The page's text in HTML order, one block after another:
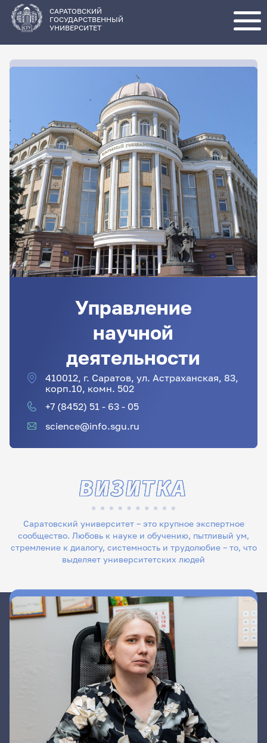
основному
содержанию
САРАТОВСКИЙ
ГОСУДАРСТВЕННЫЙ
УНИВЕРСИТЕТ
Управление
научной
деятельности
410012, г. Саратов, ул. Астраханская, 83,
корп.10, комн. 502
+7 (8452) 51 - 63 - 05
science@info.sgu.ru
Саратовский университет – это крупное экспертное
сообщество. Любовь к науке и обучению, пытливый ум,
стремление к диалогу, системность и трудолюбие – то, что
выделяет университетских людей
ВИЗИТКА